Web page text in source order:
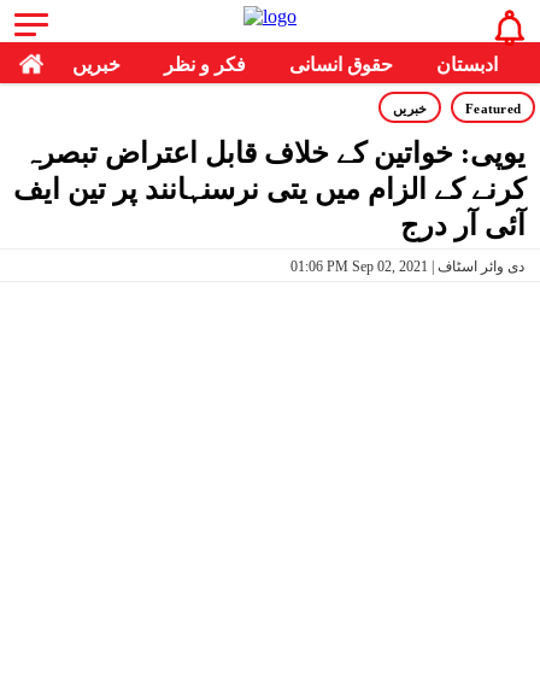
خبریں فکر و نظر حقوق انسانی ادبستان
Featured خبریں
یوپی: خواتین کے خلاف قابل اعتراض تبصرہ
کرنے کے الزام میں یتی نرسنہانند پر تین ایف
آئی آر درج
01:06 PM Sep 02, 2021 | دی وائر اسٹاف